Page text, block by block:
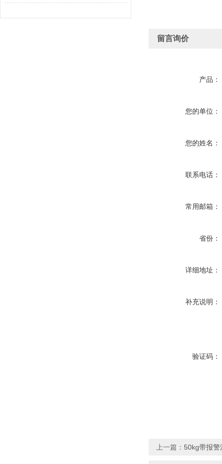
留言询价
产品：
您的单位：
您的姓名：
联系电话：
常用邮箱：
省份：
详细地址：
补充说明：
验证码：
上一篇： 50kg带报